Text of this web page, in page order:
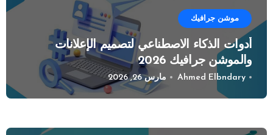
موشن جرافيك
أدوات الذكاء الاصطناعي لتصميم الإعلانات
والموشن جرافيك 2026
Ahmed Elbndary مارس 26, 2026